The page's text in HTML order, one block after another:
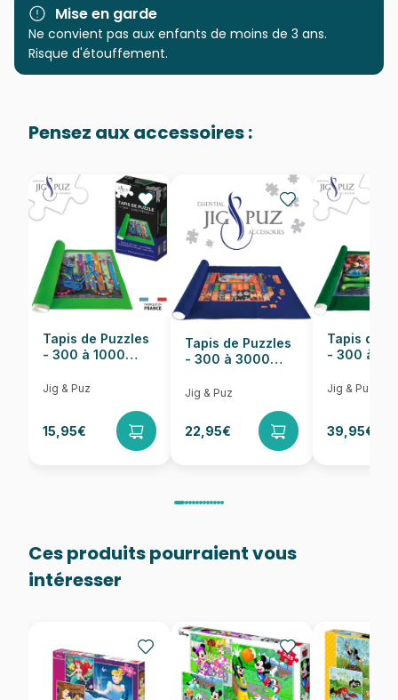
Catégorie Puzzles - Déco et Objets
Age
à partir de 6 ans (50 à 100
Provenance Puzzles fabriqués en France
EAN 8590878335462
Nombre de pièces 55 pièces
Dimensions 18 x 18 cm
Mise en garde
Ne convient pas aux enfants de moins de 3 ans.
Risque d'étouffement.
Pensez aux accessoires :
Tapis de Puzzles
- 300 à 1000
Jig & Puz
15,95€
Tapis de Puzzles
- 300 à 3000
Jig & Puz
22,95€
Tapis de
- 300 à
Jig & Puz
39,95€
Ces produits pourraient vous
intéresser